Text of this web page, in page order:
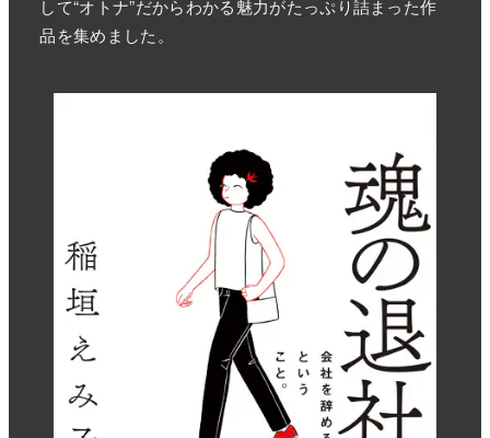
して“オトナ”だからわかる魅力がたっぷり詰まった作
品を集めました。